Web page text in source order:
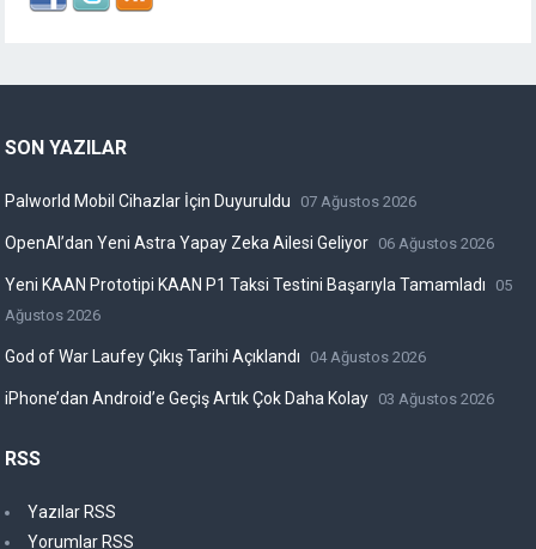
SON YAZILAR
Palworld Mobil Cihazlar İçin Duyuruldu 07 Ağustos 2026
OpenAI’dan Yeni Astra Yapay Zeka Ailesi Geliyor 06 Ağustos 2026
Yeni KAAN Prototipi KAAN P1 Taksi Testini Başarıyla Tamamladı
05
Ağustos 2026
God of War Laufey Çıkış Tarihi Açıklandı 04 Ağustos 2026
iPhone’dan Android’e Geçiş Artık Çok Daha Kolay 03 Ağustos 2026
RSS
Yazılar RSS
Yorumlar RSS